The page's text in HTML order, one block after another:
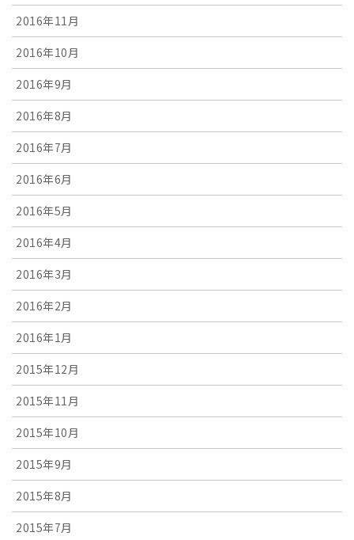
2016年11月
2016年10月
2016年9月
2016年8月
2016年7月
2016年6月
2016年5月
2016年4月
2016年3月
2016年2月
2016年1月
2015年12月
2015年11月
2015年10月
2015年9月
2015年8月
2015年7月